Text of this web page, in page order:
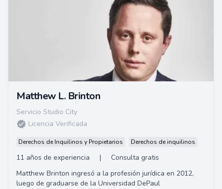
Matthew L. Brinton
Servicio Studio City
Licencia Verificada
Derechos de Inquilinos y Propietarios Derechos de inquilinos
11 años de experiencia |
Consulta gratis
Matthew Brinton ingresó a la profesión jurídica en 2012,
luego de graduarse de la Universidad DePaul